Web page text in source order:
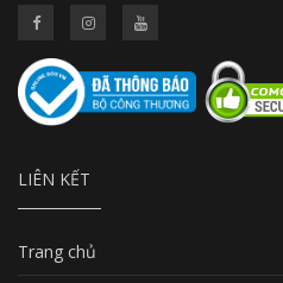
LIÊN KẾT
Trang chủ